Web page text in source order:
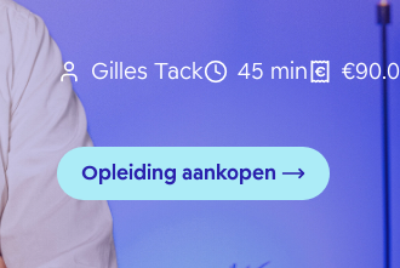
Gilles Tack 45 min
Opleiding aankopen